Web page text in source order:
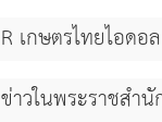
R เกษตรไทยไอดอล
ข่าวในพระราชสำนั